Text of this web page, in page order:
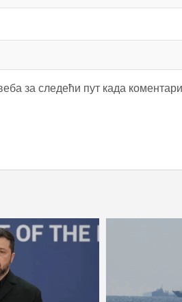
за следећи пут када